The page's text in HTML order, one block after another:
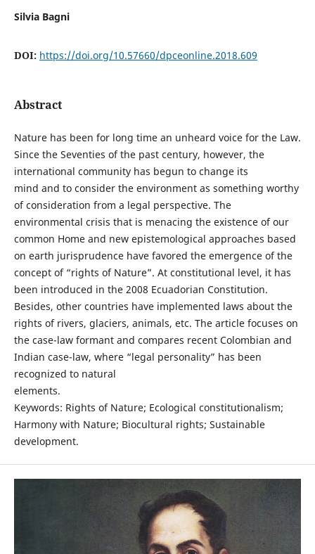
Silvia Bagni
DOI: https://doi.org/10.57660/dpceonline.2018.609
Abstract
Nature has been for long time an unheard voice for the Law.
Since the Seventies of the past century, however, the
international community has begun to change its
mind and to consider the environment as something worthy
of consideration from a legal perspective. The
environmental crisis that is menacing the existence of our
common Home and new epistemological approaches based
on earth jurisprudence have favored the emergence of the
concept of “rights of Nature”. At constitutional level, it has
been introduced in the 2008 Ecuadorian Constitution.
Besides, other countries have implemented laws about the
rights of rivers, glaciers, animals, etc. The article focuses on
the case-law formant and compares recent Colombian and
Indian case-law, where “legal personality” has been
recognized to natural
elements.
Keywords: Rights of Nature; Ecological constitutionalism;
Harmony with Nature; Biocultural rights; Sustainable
development.